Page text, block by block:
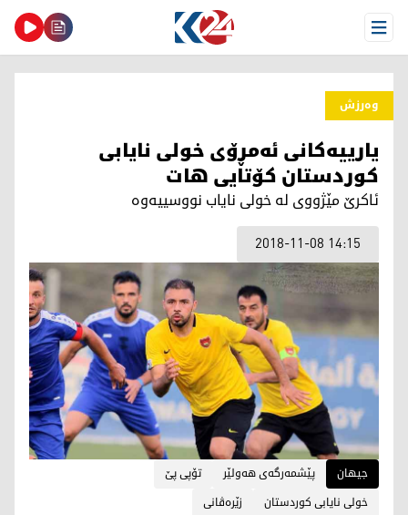
Open Menu
وەرزش
یارییه‌كانی ئه‌مڕۆی خولی نایابی
كوردستان كۆتایی هات
ئاكرێ مێژووی له‌ خولی نایاب نووسییه‌وه‌
2018-11-08 14:15
جیهان پێشمه‌رگه‌ی هه‌ولێر
تۆپی پێ
خولی نایابی كوردستان
زێره‌ڤانی